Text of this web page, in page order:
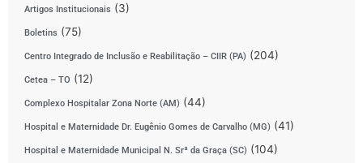
Artigos Institucionais (3)
Boletins (75)
Centro Integrado de Inclusão e Reabilitação – CIIR (PA) (204)
Cetea – TO (12)
Complexo Hospitalar Zona Norte (AM) (44)
Hospital e Maternidade Dr. Eugênio Gomes de Carvalho (MG) (41)
Hospital e Maternidade Municipal N. Srª da Graça (SC) (104)